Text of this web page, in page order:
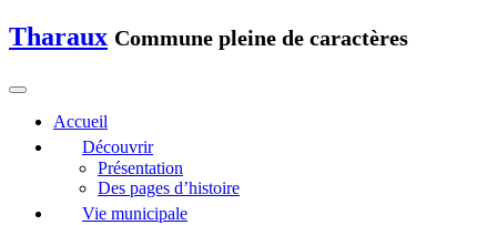
Tharaux Commune pleine de caractères
Accueil
Découvrir
Présentation
Des pages d’histoire
Vie municipale